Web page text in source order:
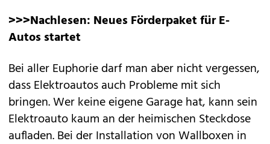
>>>Nachlesen: Neues Förderpaket für E-
Autos startet
Bei aller Euphorie darf man aber nicht vergessen,
dass Elektroautos auch Probleme mit sich
bringen. Wer keine eigene Garage hat, kann sein
Elektroauto kaum an der heimischen Steckdose
aufladen. Bei der Installation von Wallboxen in